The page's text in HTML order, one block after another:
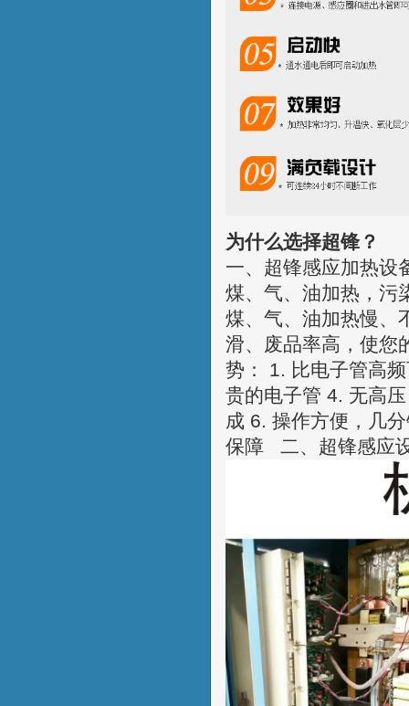
为什么选择超锋？
一、超锋感应加热
煤、气、油加热，污
煤、气、油加热慢、
滑、废品率高，使您
势： 1. 比电子管高
贵的电子管 4. 无高
成 6. 操作方便，几
保障 二、超锋感应